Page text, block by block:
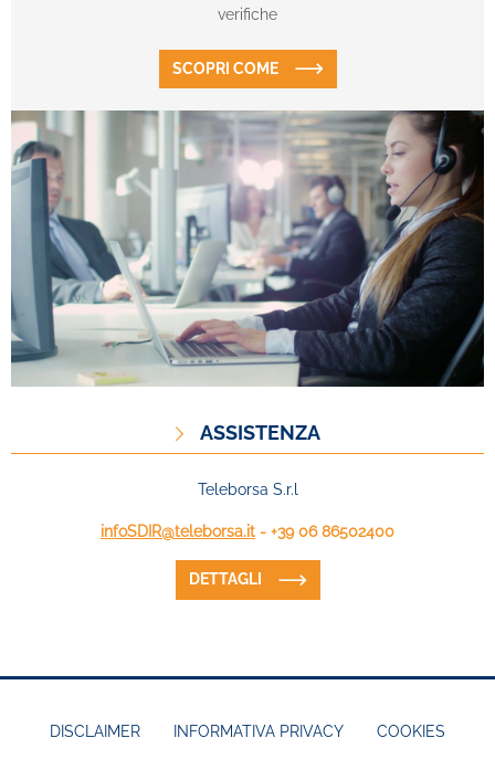
verifiche
SCOPRI COME
ASSISTENZA
Teleborsa S.r.l
infoSDIR@teleborsa.it - +39 06 86502400
DETTAGLI
DISCLAIMER INFORMATIVA PRIVACY COOKIES